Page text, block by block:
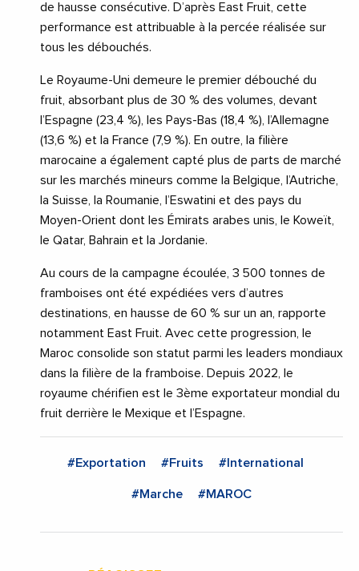
de hausse consécutive. D’après East Fruit, cette
performance est attribuable à la percée réalisée sur
tous les débouchés.
Le Royaume-Uni demeure le premier débouché du
fruit, absorbant plus de 30 % des volumes, devant
l’Espagne (23,4 %), les Pays-Bas (18,4 %), l’Allemagne
(13,6 %) et la France (7,9 %). En outre, la filière
marocaine a également capté plus de parts de marché
sur les marchés mineurs comme la Belgique, l’Autriche,
la Suisse, la Roumanie, l’Eswatini et des pays du
Moyen-Orient dont les Émirats arabes unis, le Koweït,
le Qatar, Bahrain et la Jordanie.
Au cours de la campagne écoulée, 3 500 tonnes de
framboises ont été expédiées vers d’autres
destinations, en hausse de 60 % sur un an, rapporte
notamment East Fruit. Avec cette progression, le
Maroc consolide son statut parmi les leaders mondiaux
dans la filière de la framboise. Depuis 2022, le
royaume chérifien est le 3ème exportateur mondial du
fruit derrière le Mexique et l’Espagne.
#Exportation #Fruits #International
#Marche #MAROC